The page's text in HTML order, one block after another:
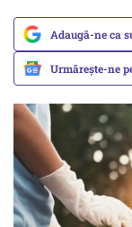
Adaugă-ne ca
Urmărește-ne